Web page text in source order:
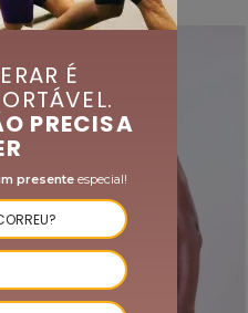
É
PRECISA
presente especial!